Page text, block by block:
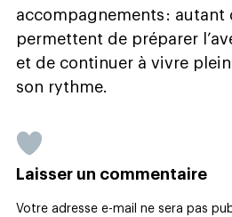
accompagnements : autant
permettent de préparer
et de continuer à vivre
son rythme.
Laisser un commentaire
Votre adresse e-mail ne sera pas